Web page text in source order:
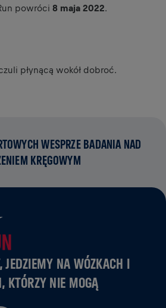
powróci 8 maja 2022.
płynącą wokół dobroć.
WESPRZE BADANIA NAD
KRĘGOWYM
JEDZIEMY NA WÓZKACH I
KTÓRZY NIE MOGĄ